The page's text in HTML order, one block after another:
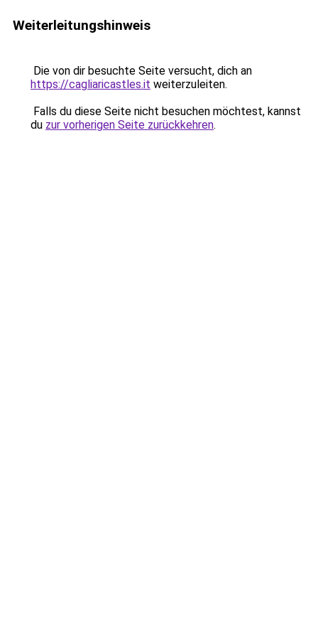
Weiterleitungshinweis
Die von dir besuchte Seite versucht, dich an
https://cagliaricastles.it weiterzuleiten.
Falls du diese Seite nicht besuchen möchtest, kannst
du zur vorherigen Seite zurückkehren.